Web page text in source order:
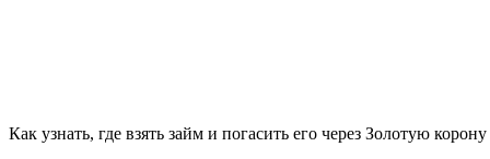
Как узнать, где взять займ и погасить его через Золотую корону